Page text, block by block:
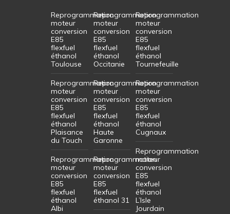
Reprogrammation
moteur
conversion
E85
flexfuel
éthanol
Toulouse
Reprogrammation
moteur
conversion
E85
flexfuel
éthanol
Plaisance
du Touch
Reprogrammation
moteur
conversion
E85
flexfuel
éthanol
Albi
Reprogrammation
moteur
conversion
E85
flexfuel
éthanol
Occitanie
Reprogrammation
moteur
conversion
E85
flexfuel
éthanol
Haute
Garonne
Reprogrammation
moteur
conversion
E85
flexfuel
éthanol 31
Reprogrammation
moteur
conversion
E85
flexfuel
éthanol
Tournefeuille
Reprogrammation
moteur
conversion
E85
flexfuel
éthanol
Cugnaux
Reprogrammation
moteur
conversion
E85
flexfuel
éthanol
L’Isle
Jourdain